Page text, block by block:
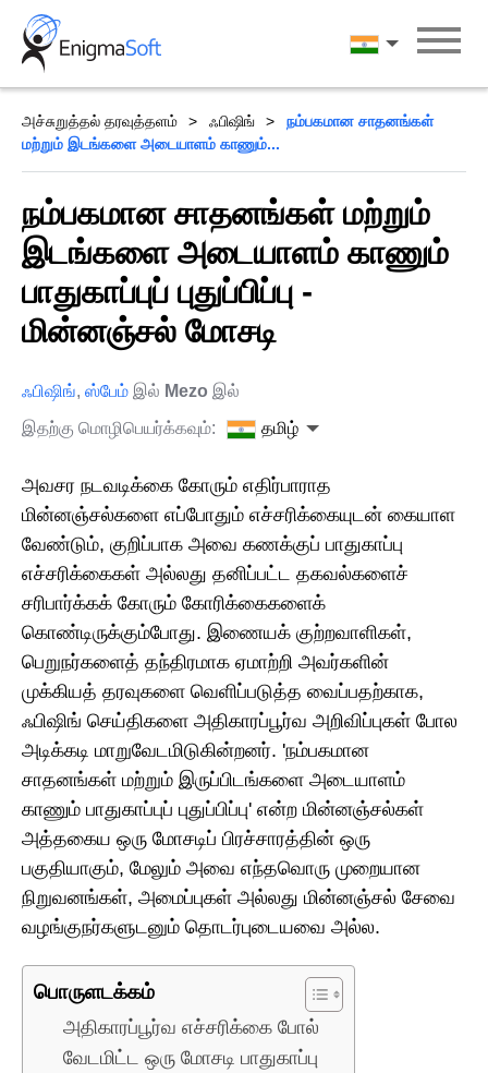
Skip
content
தமிழ்
அச்சுறுத்தல் தரவுத்தளம் ஃபிஷிங்
நம்பகமான சாதனங்கள்
மற்றும் இடங்களை அடையாளம் காணும்...
நம்பகமான சாதனங்கள் மற்றும்
இடங்களை அடையாளம் காணும்
பாதுகாப்புப் புதுப்பிப்பு -
மின்னஞ்சல் மோசடி
ஃபிஷிங், ஸ்பேம் இல் Mezo இல்
இதற்கு மொழிபெயர்க்கவும்:
தமிழ்
அவசர நடவடிக்கை கோரும் எதிர்பாராத
மின்னஞ்சல்களை எப்போதும் எச்சரிக்கையுடன் கையாள
வேண்டும், குறிப்பாக அவை கணக்குப் பாதுகாப்பு
எச்சரிக்கைகள் அல்லது தனிப்பட்ட தகவல்களைச்
சரிபார்க்கக் கோரும் கோரிக்கைகளைக்
கொண்டிருக்கும்போது. இணையக் குற்றவாளிகள்,
பெறுநர்களைத் தந்திரமாக ஏமாற்றி அவர்களின்
முக்கியத் தரவுகளை வெளிப்படுத்த வைப்பதற்காக,
ஃபிஷிங் செய்திகளை அதிகாரப்பூர்வ அறிவிப்புகள் போல
அடிக்கடி மாறுவேடமிடுகின்றனர். 'நம்பகமான
சாதனங்கள் மற்றும் இருப்பிடங்களை அடையாளம்
காணும் பாதுகாப்புப் புதுப்பிப்பு' என்ற மின்னஞ்சல்கள்
அத்தகைய ஒரு மோசடிப் பிரச்சாரத்தின் ஒரு
பகுதியாகும், மேலும் அவை எந்தவொரு முறையான
நிறுவனங்கள், அமைப்புகள் அல்லது மின்னஞ்சல் சேவை
வழங்குநர்களுடனும் தொடர்புடையவை அல்ல.
பொருளடக்கம்
அதிகாரப்பூர்வ எச்சரிக்கை போல்
வேடமிட்ட ஒரு மோசடி பாதுகாப்பு